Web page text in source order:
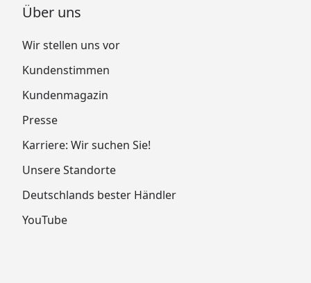
Über uns
Wir stellen uns vor
Kundenstimmen
Kundenmagazin
Presse
Karriere: Wir suchen Sie!
Unsere Standorte
Deutschlands bester Händler
YouTube